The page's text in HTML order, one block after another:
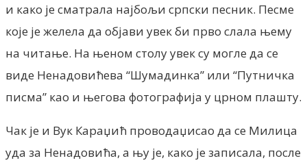
и како је сматрала најбољи српски песник. Песме
које је желела да објави увек би прво слала њему
на читање. На њеном столу увек су могле да се
виде Ненадовићева “Шумадинка” или “Путничка
писма” као и његова фотографија у црном плашту.
Чак је и Вук Караџић проводаџисао да се Милица
уда за Ненадовића, а њу је, како је записала, после